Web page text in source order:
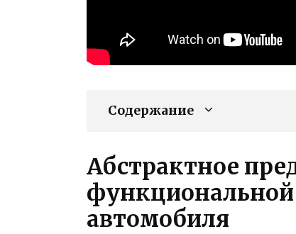
Содержание
Абстрактное
автомобиля